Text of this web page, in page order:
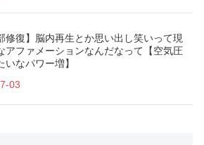
修復】脳内再生とか思い出し笑いって現
アファメーションなんだなって【空気圧
いなパワー増】
03